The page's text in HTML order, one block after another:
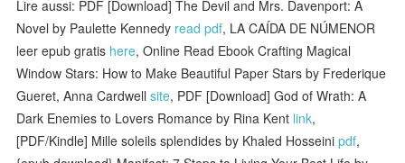
Lire aussi: PDF [Download] The Devil and Mrs. Davenport: A
Novel by Paulette Kennedy read pdf, LA CAÍDA DE NÚMENOR
leer epub gratis here, Online Read Ebook Crafting Magical
Window Stars: How to Make Beautiful Paper Stars by Frederique
Gueret, Anna Cardwellsite, PDF [Download] God of Wrath: A
Dark Enemies to Lovers Romance by Rina Kent link,
[PDF/Kindle] Mille soleils splendides by Khaled Hosseinipdf,